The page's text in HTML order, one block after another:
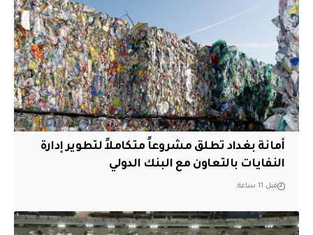
أمانة بغداد تطلق مشروعاً متكاملاً لتطوير إدارة
النفايات بالتعاون مع البنك الدولي
قبل 11 ساعة